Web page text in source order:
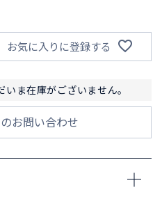
お気に入りに登録する
ま在庫がございません。
お問い合わせ